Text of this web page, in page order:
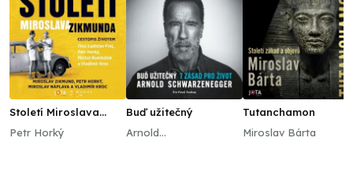
Století Miroslava
Petr Horký
Buď užitečný
Arnold
Tutanchamon
Miroslav Bárta